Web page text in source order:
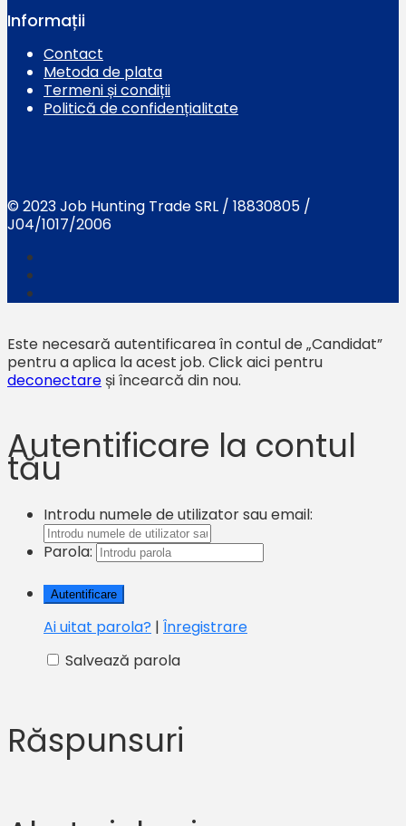
Informații
Contact
Metoda de plata
Termeni și condiții
Politică de confidențialitate
© 2023 Job Hunting Trade SRL / 18830805 /
J04/1017/2006
Este necesară autentificarea în contul de „Candidat”
pentru a aplica la acest job. Click aici pentru
deconectare și încearcă din nou.
Autentificare la contul
tău
Introdu numele de utilizator sau email:
Parola:
Ai uitat parola? | Înregistrare
Salvează parola
Răspunsuri